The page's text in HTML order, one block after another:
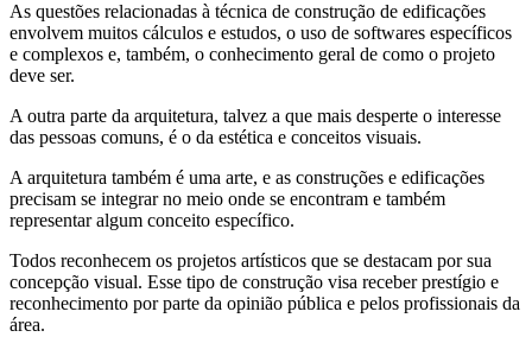
As questões relacionadas à técnica de construção de edificações
envolvem muitos cálculos e estudos, o uso de softwares específicos
e complexos e, também, o conhecimento geral de como o projeto
deve ser.
A outra parte da arquitetura, talvez a que mais desperte o interesse
das pessoas comuns, é o da estética e conceitos visuais.
A arquitetura também é uma arte, e as construções e edificações
precisam se integrar no meio onde se encontram e também
representar algum conceito específico.
Todos reconhecem os projetos artísticos que se destacam por sua
concepção visual. Esse tipo de construção visa receber prestígio e
reconhecimento por parte da opinião pública e pelos profissionais da
área.